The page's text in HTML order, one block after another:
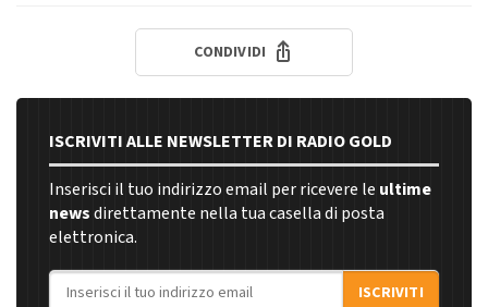
CONDIVIDI
ISCRIVITI ALLE NEWSLETTER DI RADIO GOLD
Inserisci il tuo indirizzo email per ricevere le ultime
newsdirettamente nella tua casella di posta
elettronica.
Indirizzo email
ISCRIVITI